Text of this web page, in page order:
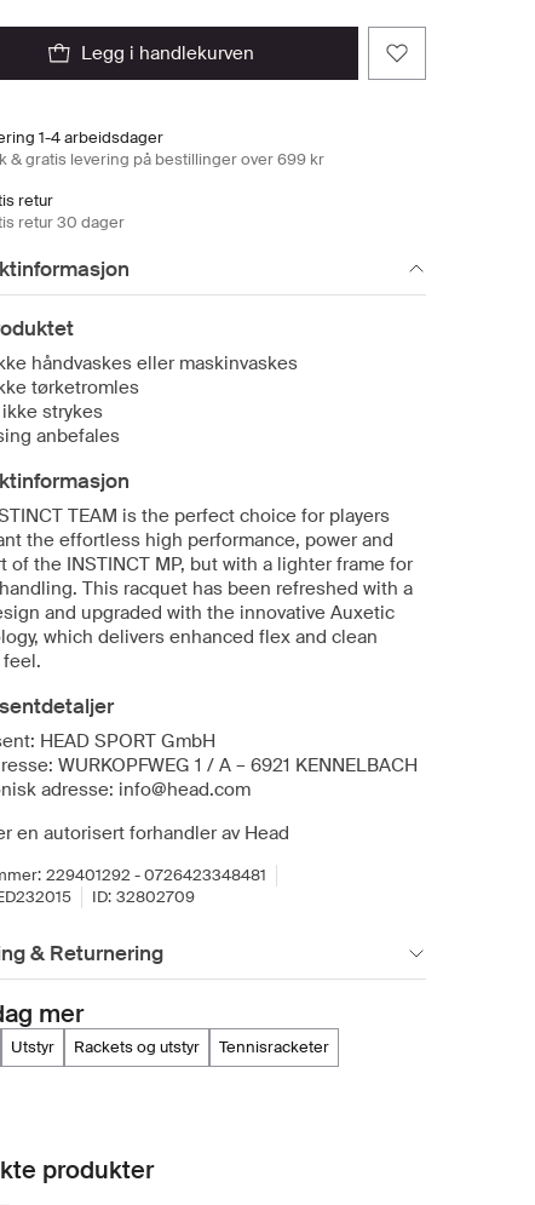
legg i handlekurven
1-4 arbeidsdager
& gratis levering på bestillinger over 699 kr
retur
retur 30 dager
håndvaskes eller maskinvaskes
tørketromles
strykes
anbefales
TEAM is the perfect choice for players
the effortless high performance, power and
of the INSTINCT MP, but with a lighter frame for
This racquet has been refreshed with a
and upgraded with the innovative Auxetic
which delivers enhanced flex and clean
HEAD SPORT GmbH
WURKOPFWEG 1 / A – 6921 KENNELBACH
adresse: info@head.com
en autorisert forhandler av Head
229401292 - 0726423348481
ID: 32802709
& Returnering
mer
utstyr rackets og utstyr tennisracketer
produkter